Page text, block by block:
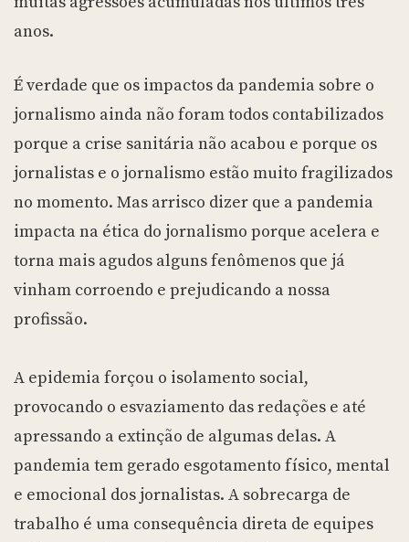
anos.
É verdade que os impactos da pandemia sobre o
jornalismo ainda não foram todos contabilizados
porque a crise sanitária não acabou e porque os
jornalistas e o jornalismo estão muito fragilizados
no momento. Mas arrisco dizer que a pandemia
impacta na ética do jornalismo porque acelera e
torna mais agudos alguns fenômenos que já
vinham corroendo e prejudicando a nossa
profissão.
A epidemia forçou o isolamento social,
provocando o esvaziamento das redações e até
apressando a extinção de algumas delas. A
pandemia tem gerado esgotamento físico, mental
e emocional dos jornalistas. A sobrecarga de
trabalho é uma consequência direta de equipes